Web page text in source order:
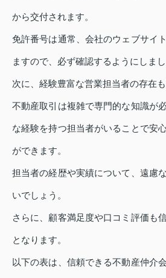
から交付されます。
免許番号は通常、会社のウェブサイ
ますので、必ず確認するようにしまし
次に、経験豊富な営業担当者の存在も
不動産取引は複雑で専門的な知識が
な経験を持つ担当者がいることで安
ができます。
担当者の経歴や実績について、遠慮
いでしょう。
さらに、顧客満足度や口コミ評価も
となります。
以下の表は、信頼できる不動産仲介